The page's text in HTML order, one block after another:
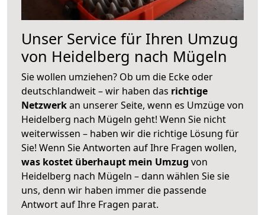
Unser Service für Ihren Umzug
von Heidelberg nach Mügeln
Sie wollen umziehen? Ob um die Ecke oder
deutschlandweit – wir haben das richtige
Netzwerkan unserer Seite, wenn es Umzüge von
Heidelberg nach Mügeln geht! Wenn Sie nicht
weiterwissen – haben wir die richtige Lösung für
Sie! Wenn Sie Antworten auf Ihre Fragen wollen,
was kostet überhaupt mein Umzug von
Heidelberg nach Mügeln – dann wählen Sie sie
uns, denn wir haben immer die passende
Antwort auf Ihre Fragen parat.